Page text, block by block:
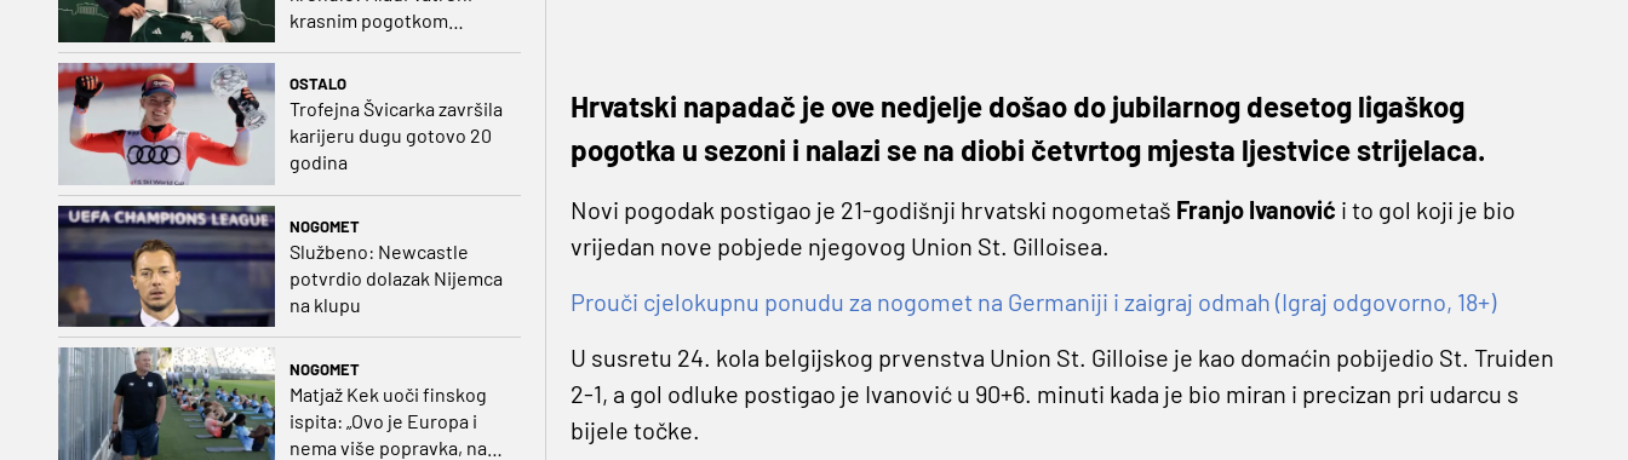
krasnim pogotkom
OSTALO
Trofejna Švicarka završila
karijeru dugu gotovo 20
godina
NOGOMET
Službeno: Newcastle
potvrdio dolazak Nijemca
na klupu
NOGOMET
Matjaž Kek uoči finskog
ispita: „Ovo je Europa i
nema više popravka, na
Hrvatski napadač je ove nedjelje došao do jubilarnog desetog ligaškog
pogotka u sezoni i nalazi se na diobi četvrtog mjesta ljestvice strijelaca.
Novi pogodak postigao je 21-godišnji hrvatski nogometaš Franjo Ivanović i to gol koji je bio
vrijedan nove pobjede njegovog Union St. Gilloisea.
Prouči cjelokupnu ponudu za nogomet na Germaniji i zaigraj odmah (Igraj odgovorno, 18+)
U susretu 24. kola belgijskog prvenstva Union St. Gilloise je kao domaćin pobijedio St. Truiden
2-1, a gol odluke postigao je Ivanović u 90+6. minuti kada je bio miran i precizan pri udarcu s
bijele točke.